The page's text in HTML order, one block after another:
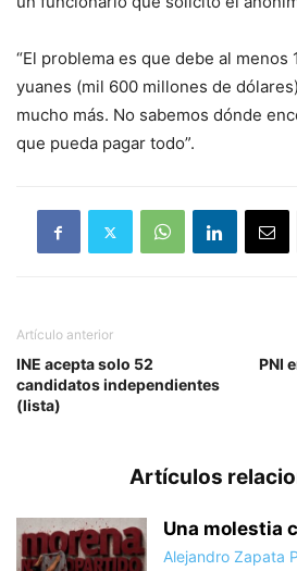
“El problema es que debe al menos
yuanes (mil 600 millones de
mucho más. No sabemos dónde
que pueda pagar todo”.
Artículo anterior
INE acepta solo 52
candidatos independientes
(lista)
PNI
Artículos
Una molestia
Alejandro Zapata